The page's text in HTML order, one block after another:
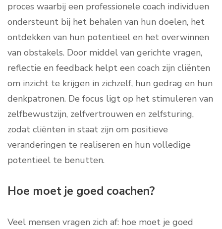
proces waarbij een professionele coach individuen
ondersteunt bij het behalen van hun doelen, het
ontdekken van hun potentieel en het overwinnen
van obstakels. Door middel van gerichte vragen,
reflectie en feedback helpt een coach zijn cliënten
om inzicht te krijgen in zichzelf, hun gedrag en hun
denkpatronen. De focus ligt op het stimuleren van
zelfbewustzijn, zelfvertrouwen en zelfsturing,
zodat cliënten in staat zijn om positieve
veranderingen te realiseren en hun volledige
potentieel te benutten.
Hoe moet je goed coachen?
Veel mensen vragen zich af: hoe moet je goed